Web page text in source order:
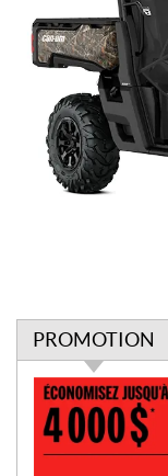
PROMOTION
P
o
m